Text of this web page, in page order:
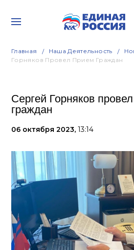
Главная Наша Деятельность
Горняков Провел Прием Граждан
Сергей Горняков
граждан
06 октября 2023, 13:14